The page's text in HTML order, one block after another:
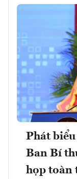
Phát
Ban Bí
họp toàn